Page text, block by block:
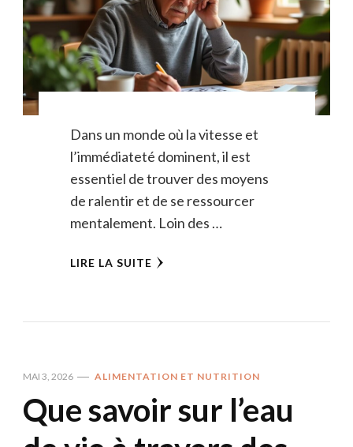
Dans un monde où la vitesse et
l’immédiateté dominent, il est
essentiel de trouver des moyens
de ralentir et de se ressourcer
mentalement. Loin des …
LIRE LA SUITE
MAI 3, 2026 ALIMENTATION ET NUTRITION
Que savoir sur l’eau